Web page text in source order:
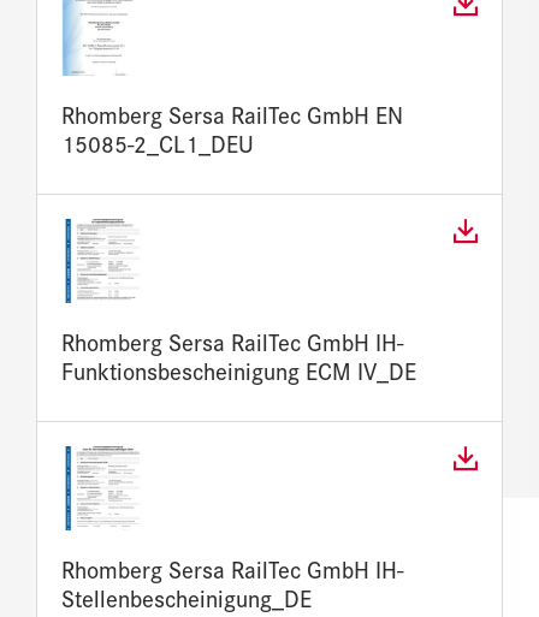
Rhomberg Sersa RailTec GmbH EN
15085-2_CL1_DEU
Rhomberg Sersa RailTec GmbH IH-
Funktionsbescheinigung ECM IV_DE
Rhomberg Sersa RailTec GmbH IH-
Stellenbescheinigung_DE